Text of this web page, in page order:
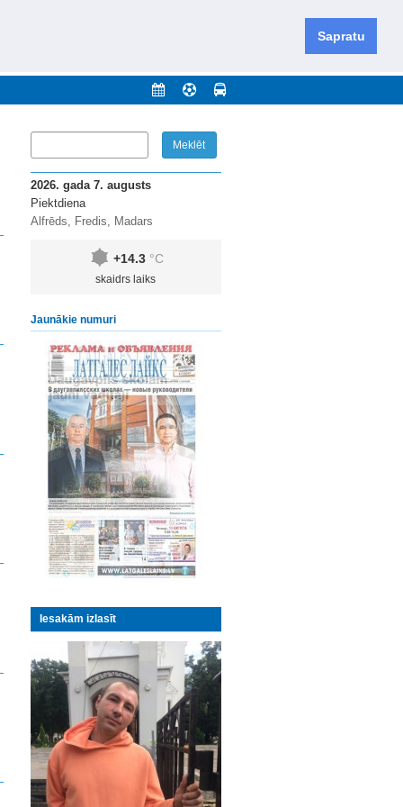
Sapratu
novadu un apkārtējos novadus un pilsētas.
2026. gada 7. augusts
Piektdiena
Alfrēds, Fredis, Madars
+14.3 °C
skaidrs laiks
Jaunākie numuri
Iesakām izlasīt